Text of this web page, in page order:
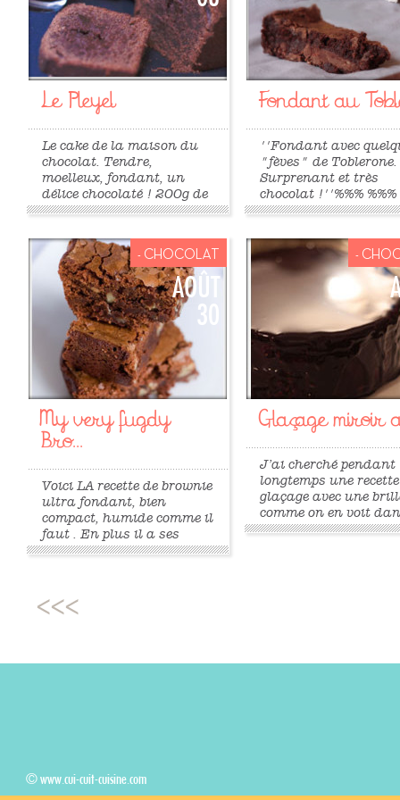
Le Pleyel
Le cake de la maison du
chocolat. Tendre,
moelleux, fondant, un
délice chocolaté ! 200g de
chocolat noir 70% 90g de
demi-sel 5 oeufs (jaunes
et blancs séparés) 200g
de sucre glace 75g de
poudre d’amandes 100g
de farine 20g de sucre en
poudre ...
»
Fondant au
''Fondant avec
"fèves" de Toblerone.
Surprenant et très
chocolat !''%%% %%%
((/blog/public/
- CHOCOLAT
30
AOÛT
My very fugdy
Bro...
Voici LA recette de brownie
ultra fondant, bien
compact, humide comme il
faut . En plus il a ses
belles craquelures si
recherches sur le brownie
parfait. Pour moi, c’est lui
g...
-
Glaçage miroir
J’ai cherché pendant
longtemps une
glaçage avec une
comme on en voit
vitrines de certains
© www.cui-cuit-cuisine.com